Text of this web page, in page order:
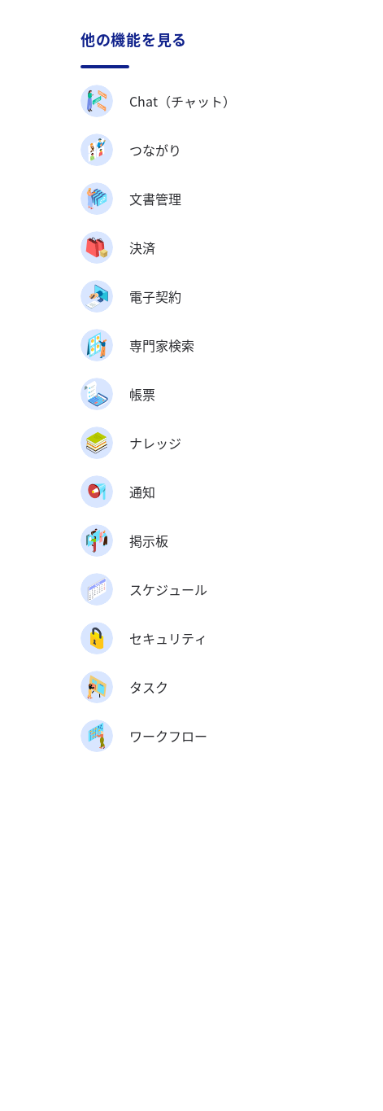
他の機能を見る
Chat（チャット）
つながり
文書管理
決済
電子契約
専門家検索
帳票
ナレッジ
通知
掲示板
スケジュール
セキュリティ
タスク
ワークフロー